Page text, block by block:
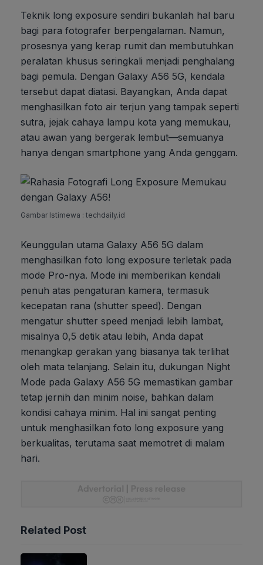
Teknik long exposure sendiri bukanlah hal baru
bagi para fotografer berpengalaman. Namun,
prosesnya yang kerap rumit dan membutuhkan
peralatan khusus seringkali menjadi penghalang
bagi pemula. Dengan Galaxy A56 5G, kendala
tersebut dapat diatasi. Bayangkan, Anda dapat
menghasilkan foto air terjun yang tampak seperti
sutra, jejak cahaya lampu kota yang memukau,
atau awan yang bergerak lembut—semuanya
hanya dengan smartphone yang Anda genggam.
Gambar Istimewa : techdaily.id
Keunggulan utama Galaxy A56 5G dalam
menghasilkan foto long exposure terletak pada
mode Pro-nya. Mode ini memberikan kendali
penuh atas pengaturan kamera, termasuk
kecepatan rana (shutter speed). Dengan
mengatur shutter speed menjadi lebih lambat,
misalnya 0,5 detik atau lebih, Anda dapat
menangkap gerakan yang biasanya tak terlihat
oleh mata telanjang. Selain itu, dukungan Night
Mode pada Galaxy A56 5G memastikan gambar
tetap jernih dan minim noise, bahkan dalam
kondisi cahaya minim. Hal ini sangat penting
untuk menghasilkan foto long exposure yang
berkualitas, terutama saat memotret di malam
hari.
Related Post